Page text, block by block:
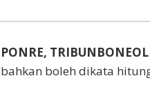
PONRE,
bahkan boleh dikata